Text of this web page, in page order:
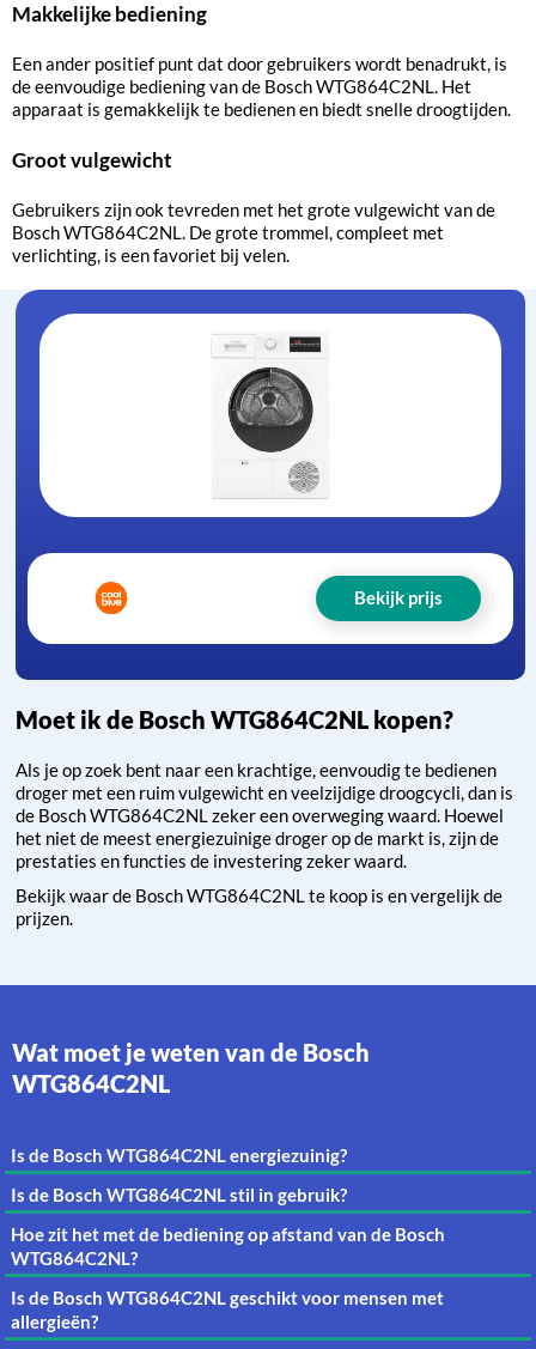
Makkelijke bediening
Een ander positief punt dat door gebruikers wordt benadrukt, is
de eenvoudige bediening van de Bosch WTG864C2NL. Het
apparaat is gemakkelijk te bedienen en biedt snelle droogtijden.
Groot vulgewicht
Gebruikers zijn ook tevreden met het grote vulgewicht van de
Bosch WTG864C2NL. De grote trommel, compleet met
verlichting, is een favoriet bij velen.
Moet ik de Bosch WTG864C2NL kopen?
Als je op zoek bent naar een krachtige, eenvoudig te bedienen
droger met een ruim vulgewicht en veelzijdige droogcycli, dan is
de Bosch WTG864C2NL zeker een overweging waard. Hoewel
het niet de meest energiezuinige droger op de markt is, zijn de
prestaties en functies de investering zeker waard.
Bekijk waar de Bosch WTG864C2NL te koop is en vergelijk de
prijzen.
Bekijk prijs
Wat moet je weten van de Bosch
WTG864C2NL
Is de Bosch WTG864C2NL energiezuinig?
Is de Bosch WTG864C2NL stil in gebruik?
Hoe zit het met de bediening op afstand van de Bosch
WTG864C2NL?
Is de Bosch WTG864C2NL geschikt voor mensen met
allergieën?